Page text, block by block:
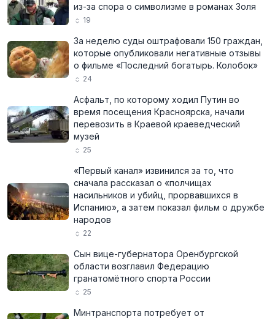
из-за спора о символизме в романах Золя
19
За неделю суды оштрафовали 150 граждан,
которые опубликовали негативные отзывы
о фильме «Последний богатырь. Колобок»
24
Асфальт, по которому ходил Путин во
время посещения Красноярска, начали
перевозить в Краевой краеведческий
музей
25
«Первый канал» извинился за то, что
сначала рассказал о «полчищах
насильников и убийц, прорвавшихся в
Испанию», а затем показал фильм о дружбе
народов
22
Сын вице-губернатора Оренбургской
области возглавил Федерацию
гранатомётного спорта России
25
Минтранспорта потребует от